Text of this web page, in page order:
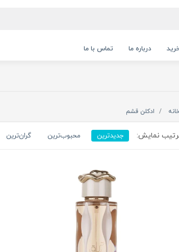
درباره ما تماس با ما
ادکلن قشم
نمایش: جدیدترین محبوب‌ترین گران‌ترین